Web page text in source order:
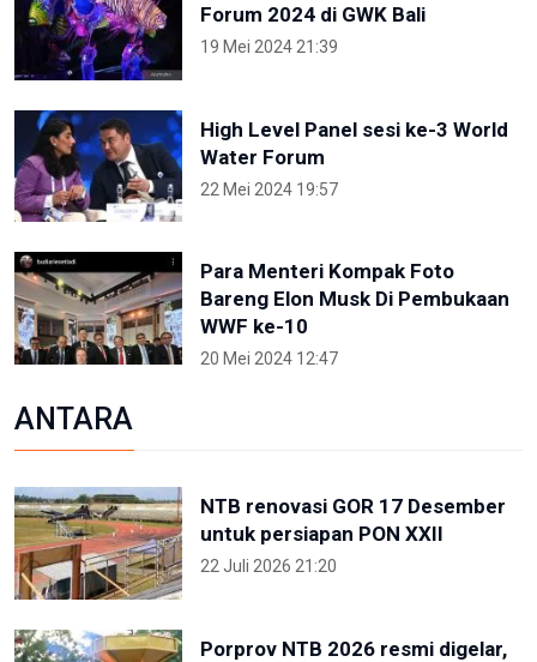
Forum 2024 di GWK Bali
19 Mei 2024 21:39
High Level Panel sesi ke-3 World
Water Forum
22 Mei 2024 19:57
Para Menteri Kompak Foto
Bareng Elon Musk Di Pembukaan
WWF ke-10
20 Mei 2024 12:47
ANTARA
NTB renovasi GOR 17 Desember
untuk persiapan PON XXII
22 Juli 2026 21:20
Porprov NTB 2026 resmi digelar,